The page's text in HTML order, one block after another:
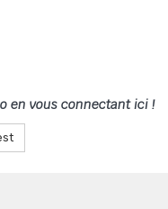
en vous connectant ici !